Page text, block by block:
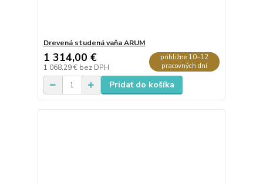
Drevená studená vaňa ARUM
1 314,00 €
1 068,29 € bez DPH
približne 10–12
pracovných dní
Pridať do košíka